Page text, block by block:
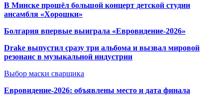
В Минске прошёл большой концерт детской студии
ансамбля «Хорошки»
Болгария впервые выиграла «Евровидение-2026»
Drake выпустил сразу три альбома и вызвал мировой
резонанс в музыкальной индустрии
Выбор маски сварщика
Евровидение-2026: объявлены место и дата финала